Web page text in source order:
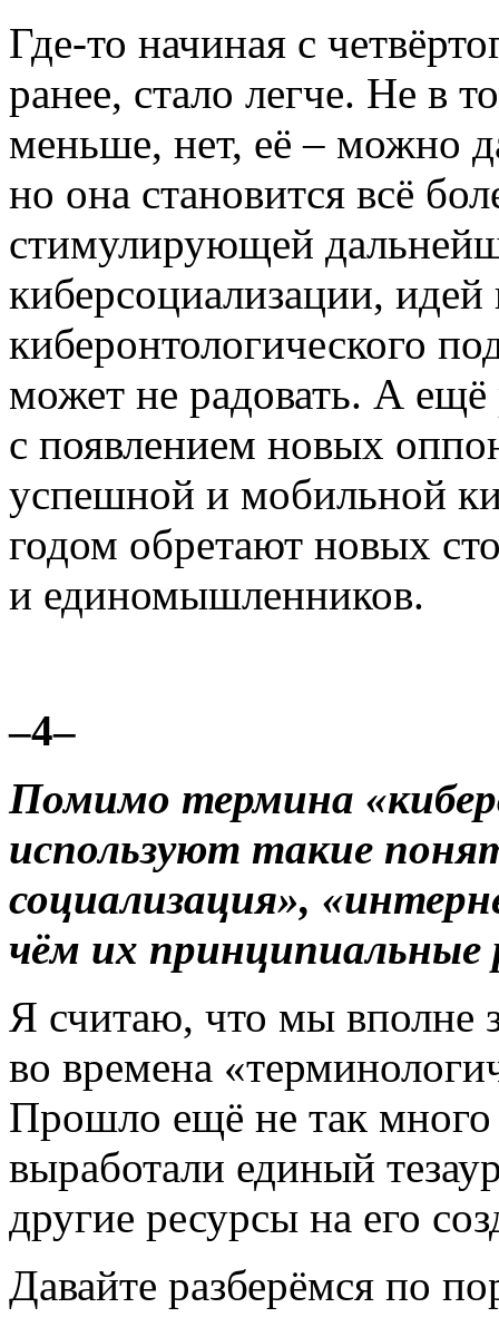
Где-то начиная с
ранее, стало легче. Не в
меньше, нет, её – можно
но она становится всё
стимулирующей
киберсоциализации, идей
киберонтологического
может не радовать. А ещё
с появлением новых
успешной и мобильной
годом обретают новых
и единомышленников.
–4–
Помимо термина
используют такие
социализация»,
чём их принципиальные
Я считаю, что мы вполне
во времена
Прошло ещё не так
выработали единый
другие ресурсы на его
Давайте разберёмся по